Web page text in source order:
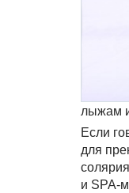
лыжам
Если
для
и SPA-